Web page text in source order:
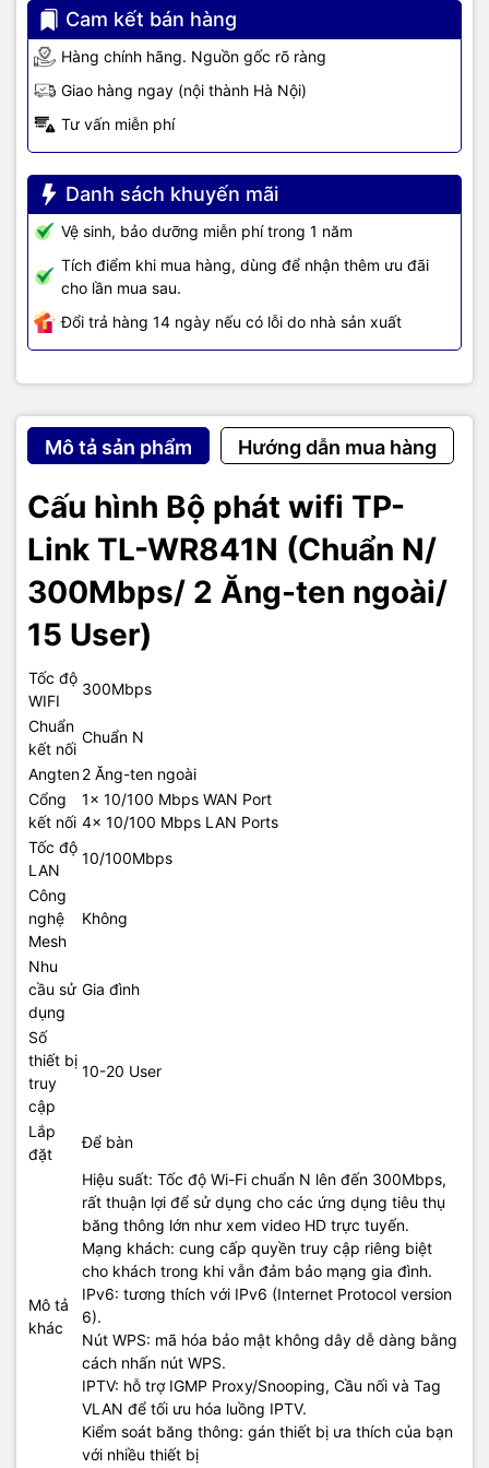
Cam kết bán hàng
Hàng chính hãng. Nguồn gốc rõ ràng
Giao hàng ngay (nội thành Hà Nội)
Tư vấn miễn phí
Danh sách khuyến mãi
Vệ sinh, bảo dưỡng miễn phí trong 1 năm
Tích điểm khi mua hàng, dùng để nhận thêm ưu đãi
cho lần mua sau.
Đổi trả hàng 14 ngày nếu có lỗi do nhà sản xuất
Mô tả sản phẩm Hướng dẫn mua hàng
Cấu hình Bộ phát wifi TP-
Link TL-WR841N (Chuẩn N/
300Mbps/ 2 Ăng-ten ngoài/
15 User)
Tốc độ
WIFI
300Mbps
Chuẩn
kết nối
Chuẩn N
Angten2 Ăng-ten ngoài
Cổng
kết nối
1× 10/100 Mbps WAN Port
4× 10/100 Mbps LAN Ports
Tốc độ
LAN
10/100Mbps
Công
nghệ
Mesh
Không
Nhu
cầu sử
dụng
Gia đình
Số
thiết bị
truy
cập
10-20 User
Lắp
đặt
Để bàn
Mô tả
khác
Hiệu suất: Tốc độ Wi-Fi chuẩn N lên đến 300Mbps,
rất thuận lợi để sử dụng cho các ứng dụng tiêu thụ
băng thông lớn như xem video HD trực tuyến.
Mạng khách: cung cấp quyền truy cập riêng biệt
cho khách trong khi vẫn đảm bảo mạng gia đình.
IPv6: tương thích với IPv6 (Internet Protocol version
6).
Nút WPS: mã hóa bảo mật không dây dễ dàng bằng
cách nhấn nút WPS.
IPTV: hỗ trợ IGMP Proxy/Snooping, Cầu nối và Tag
VLAN để tối ưu hóa luồng IPTV.
Kiểm soát băng thông: gán thiết bị ưa thích của bạn
với nhiều thiết bị